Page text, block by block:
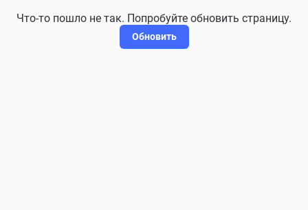
Что-то пошло не так. Попробуйте обновить страницу.
Обновить